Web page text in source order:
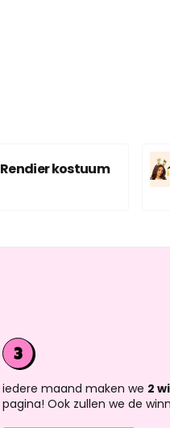
Rendier kostuum
iedere maand maken we 2
pagina! Ook zullen we de